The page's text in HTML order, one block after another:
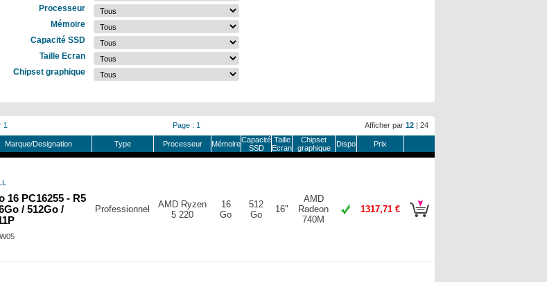
Processeur
Mémoire
Capacité SSD
Taille Ecran
Chipset graphique
Afficher par 12 | 24
1 Page : 1
Marque/Designation Type Processeur MémoireCapacité
SSD
Taille
Ecran
Chipset
graphique
Dispo Prix
16 PC16255 - R5
/ 512Go /
Professionnel
AMD Ryzen
5 220
16
Go
512
Go
16"
AMD
Radeon
740M
1317,71 €